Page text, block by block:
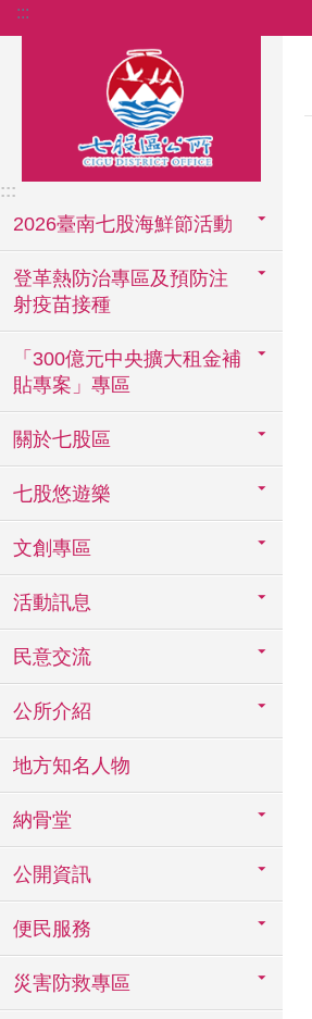
跳到主要內容區塊
:::
:::
2026臺南七股海鮮節活動
登革熱防治專區及預防注
射疫苗接種
「300億元中央擴大租金補
貼專案」專區
關於七股區
七股悠遊樂
文創專區
活動訊息
民意交流
公所介紹
地方知名人物
納骨堂
公開資訊
便民服務
災害防救專區